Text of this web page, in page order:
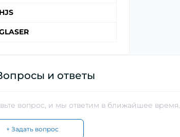
HJS
и ответы
вопрос, и мы ответим в ближайшее время.
+ Задать вопрос